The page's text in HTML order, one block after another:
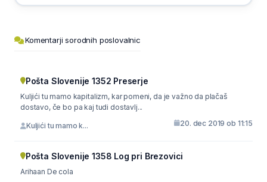
Komentarji sorodnih poslovalnic
Pošta Slovenije 1352 Preserje
Kuljići tu mamo kapitalizm, kar pomeni, da je važno da plačaš
dostavo, če bo pa kaj tudi dostavlj...
Kuljići tu mamo k... 20. dec 2019 ob 11:15
Pošta Slovenije 1358 Log pri Brezovici
Arihaan De cola